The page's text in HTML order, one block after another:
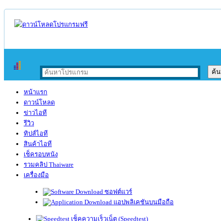
หน้าแรก
ดาวน์โหลด
ข่าวไอที
รีวิว
ทิปส์ไอที
สินค้าไอที
เช็ครอบหนัง
รวมคลิป Thaiware
เครื่องมือ
ซอฟต์แวร์
แอปพลิเคชันบนมือถือ
เช็คความเร็วเน็ต (Speedtest)